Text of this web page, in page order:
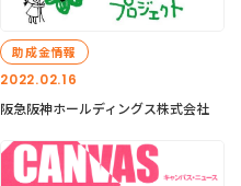
2022.02.16
助成金情報
阪急阪神ホールディングス株式会社